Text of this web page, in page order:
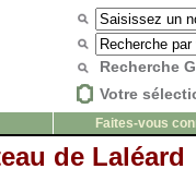
Recherche
Votre
Faites-vous
de Laléard